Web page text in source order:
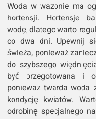
Woda w wazonie ma
hortensji. Hortensje
wodę, dlatego warto
co dwa dni. Upewnij
świeża, ponieważ
do szybszego
być przegotowana i
ponieważ twarda woda
kondycję kwiatów.
odrobinę specjalnego